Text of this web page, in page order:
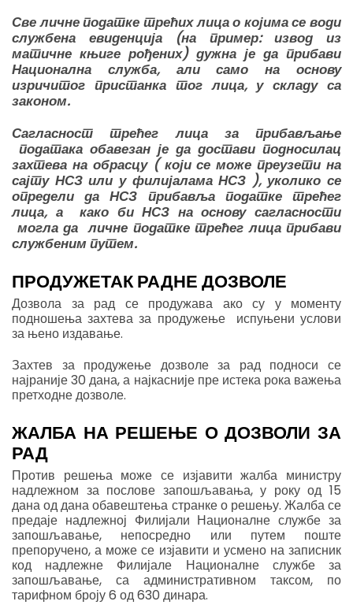
Све личне податке трећих лица о којима се води
службена евиденција (на пример: извод из
матичне књиге рођених) дужна је да прибави
Национална служба, али само на основу
изричитог пристанка тог лица, у складу са
законом.
Сагласност трећег лица за прибављање
података обавезан је да достави подносилац
захтева на обрасцу ( који се може преузети на
сајту НСЗ или у филијалама НСЗ ), уколико се
определи да НСЗ прибавља податке трећег
лица, а како би НСЗ на основу сагласности
могла да личне податке трећег лица прибави
службеним путем.
ПРОДУЖЕТАК РАДНЕ ДОЗВОЛЕ
Дозвола за рад се продужава ако су у моменту
подношења захтева за продужење испуњени услови
за њено издавање.
Захтев за продужење дозволе за рад подноси се
најраније 30 дана, а најкасније пре истека рока важења
претходне дозволе.
ЖАЛБА НА РЕШЕЊЕ О ДОЗВОЛИ ЗА
РАД
Против решења може се изјавити жалба министру
надлежном за послове запошљавања, у року од 15
дана од дана обавештења странке о решењу. Жалба се
предаје надлежној Филијали Националне службе за
запошљавање, непосредно или путем поште
препоручено, а може се изјавити и усмено на записник
код надлежне Филијале Националне службе за
запошљавање, са административном таксом, по
тарифном броју 6 од 630 динара.